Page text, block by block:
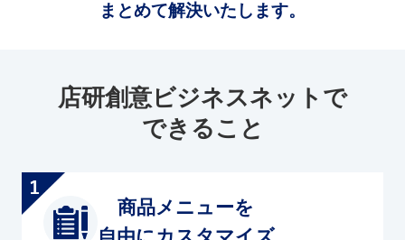
まとめて解決いたします。
店研創意ビジネスネットで
できること
商品メニューを